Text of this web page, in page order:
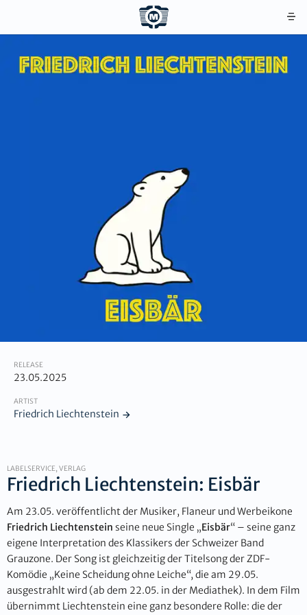
RELEASE
23.05.2025
ARTIST
Friedrich Liechtenstein
LABELSERVICE, VERLAG
Friedrich Liechtenstein: Eisbär
Am 23.05. veröffentlicht der Musiker, Flaneur und Werbeikone
Friedrich Liechtenstein seine neue Single „Eisbär“ – seine ganz
eigene Interpretation des Klassikers der Schweizer Band
Grauzone. Der Song ist gleichzeitig der Titelsong der ZDF-
Komödie „Keine Scheidung ohne Leiche“, die am 29.05.
ausgestrahlt wird (ab dem 22.05. in der Mediathek). In dem Film
übernimmt Liechtenstein eine ganz besondere Rolle: die der